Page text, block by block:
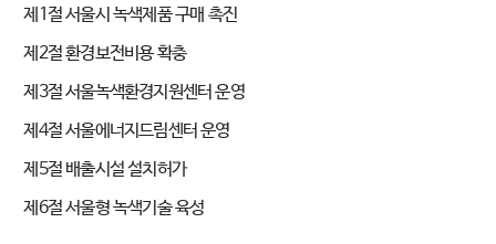
제1절 서울시 녹색제품 구매 촉진
제2절 환경보전비용 확충
제3절 서울녹색환경지원센터 운영
제4절 서울에너지드림센터 운영
제5절 배출시설 설치허가
제6절 서울형 녹색기술 육성